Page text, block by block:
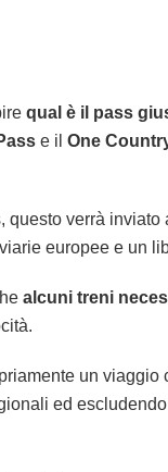
qual è il pass
e il One
questo verrà inviato
europee e un
alcuni treni
un
ed